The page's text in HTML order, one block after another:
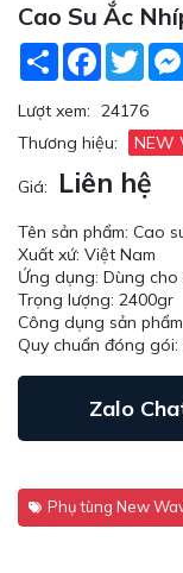
Cao Su Ắc
Share Facebook
Lượt xem: 24176
Thương hiệu:
NEW
Giá: Liên hệ
Tên sản phẩm: Cao
Xuất xứ: Việt Nam
Ứng dụng: Dùng
Trọng lượng: 2400gr
Công dụng sản
Quy chuẩn đóng
Zalo
Phụ tùng New